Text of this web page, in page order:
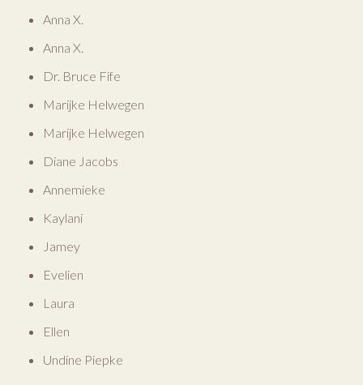
Anna X.
Anna X.
Dr. Bruce Fife
Marijke Helwegen
Marijke Helwegen
Diane Jacobs
Annemieke
Kaylani
Jamey
Evelien
Laura
Ellen
Undine Piepke